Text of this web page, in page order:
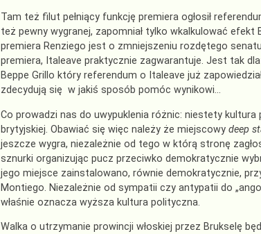
Tam też filut pełniący funkcję premiera ogłosił
też pewny wygranej, zapomniał tylko wkalkulować
premiera Renziego jest o zmniejszeniu rozdętego
premiera, Italeave praktycznie zagwarantuje. Jest tak
Beppe Grillo który referendum o Italeave już
zdecydują się w jakiś sposób pomóc wynikowi…
Co prowadzi nas do uwypuklenia różnic: niestety
brytyjskiej. Obawiać się więc należy że miejscowy deep
jeszcze wygra, niezależnie od tego w którą stronę
sznurki organizując pucz przeciwko demokratycznie
jego miejsce zainstalowano, równie demokratycznie,
Montiego. Niezależnie od sympatii czy antypatii do
właśnie oznacza wyższa kultura polityczna.
Walka o utrzymanie prowincji włoskiej przez Brukselę